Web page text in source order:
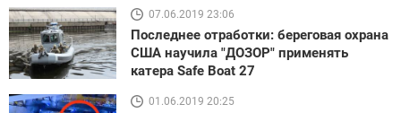
07.06.2019 23:06
Последнее отработки: береговая охрана
США научила "ДОЗОР" применять
катера Safe Boat 27
01.06.2019 20:25